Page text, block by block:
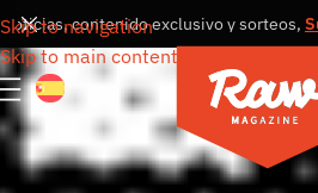
Skip to navigation
Skip to main content
contenido exclusivo y sorteos,